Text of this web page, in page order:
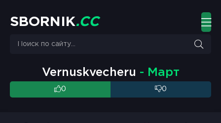
S BO R N K.CC
Vernuskvecheru - Март
0 0